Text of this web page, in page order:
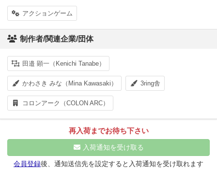
アクションゲーム
制作者/関連企業/団体
田邉 顕一（Kenichi Tanabe）
かわさき みな（Mina Kawasaki） 3ring舎
コロンアーク（COLON ARC）
再入荷までお待ち下さい
入荷通知を受け取る
会員登録後、通知送信先を設定すると入荷通知を受け取れます